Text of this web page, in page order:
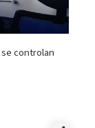
controlan